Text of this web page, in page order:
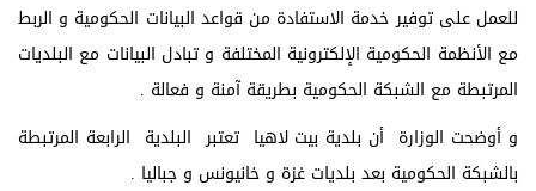
للعمل على توفير خدمة الاستفادة من قواعد البيانات الحكومية و الربط
مع الأنظمة الحكومية الإلكترونية المختلفة و تبادل البيانات مع البلديات
المرتبطة مع الشبكة الحكومية بطريقة آمنة و فعالة .
و أوضحت الوزارة أن بلدية بيت لاهيا تعتبر البلدية الرابعة المرتبطة
بالشبكة الحكومية بعد بلديات غزة و خانيونس و جباليا .